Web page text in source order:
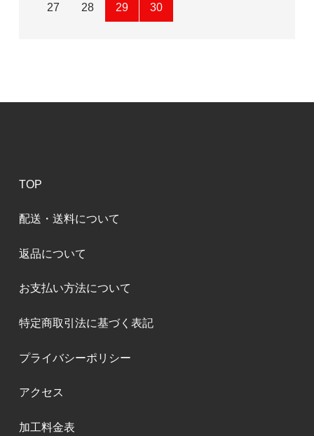
27 28 29 30
TOP
配送・送料について
返品について
お支払い方法について
特定商取引法に基づく表記
プライバシーポリシー
アクセス
加工料金表